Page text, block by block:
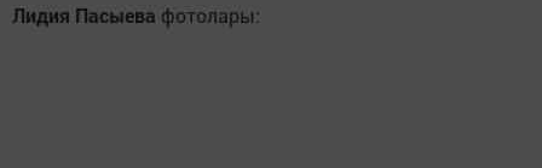
Лидия Пасыева фотолары: